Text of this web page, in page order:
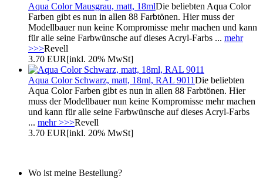
Aqua Color Mausgrau, matt, 18mlDie beliebten Aqua Color
Farben gibt es nun in allen 88 Farbtönen. Hier muss der
Modellbauer nun keine Kompromisse mehr machen und kann
für alle seine Farbwünsche auf dieses Acryl-Farbs ... mehr
>>>Revell
3.70 EUR[inkl. 20% MwSt]
Aqua Color Schwarz, matt, 18ml, RAL 9011Die beliebten
Aqua Color Farben gibt es nun in allen 88 Farbtönen. Hier
muss der Modellbauer nun keine Kompromisse mehr machen
und kann für alle seine Farbwünsche auf dieses Acryl-Farbs
... mehr >>>Revell
3.70 EUR[inkl. 20% MwSt]
Wo ist meine Bestellung?